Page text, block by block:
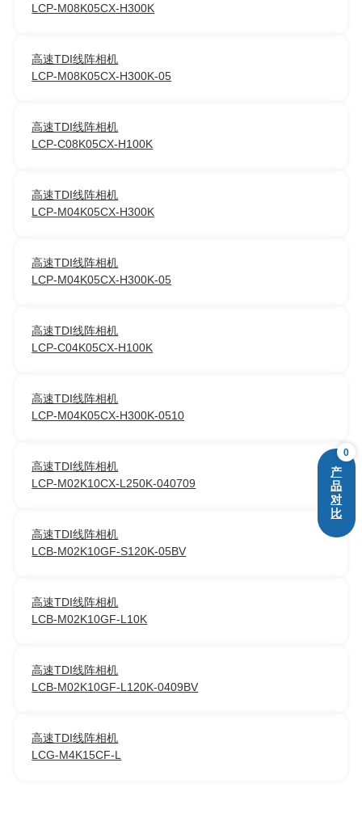
LCP-M08K05CX-H300K
高速TDI线阵相机
LCP-M08K05CX-H300K-05
高速TDI线阵相机
LCP-C08K05CX-H100K
高速TDI线阵相机
LCP-M04K05CX-H300K
高速TDI线阵相机
LCP-M04K05CX-H300K-05
高速TDI线阵相机
LCP-C04K05CX-H100K
高速TDI线阵相机
LCP-M04K05CX-H300K-0510
高速TDI线阵相机
LCP-M02K10CX-L250K-040709
高速TDI线阵相机
LCB-M02K10GF-S120K-05BV
高速TDI线阵相机
LCB-M02K10GF-L10K
高速TDI线阵相机
LCB-M02K10GF-L120K-0409BV
高速TDI线阵相机
LCG-M4K15CF-L
0
产
品
对
比